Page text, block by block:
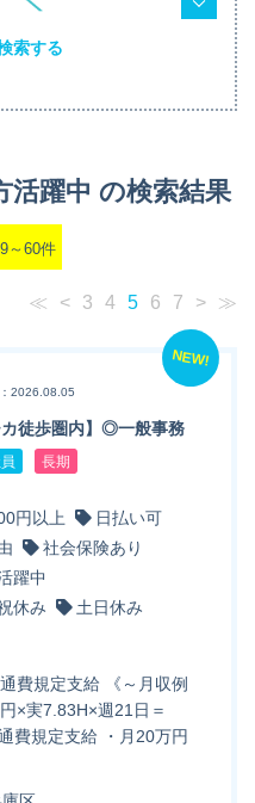
索する
活躍中 の検索結果
～60件
≪ < 3 4 5 6 7 > ≫
NEW!
2026.08.05
カ徒歩圏内】◎一般事務
長期
円以上
日払い可
社会保険あり
躍中
休み
土日休み
費規定支給 《～月収例
×実7.83H×週21日＝
費規定支給 ・月20万円